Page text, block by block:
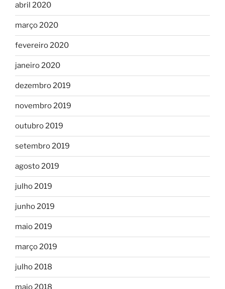
abril 2020
março 2020
fevereiro 2020
janeiro 2020
dezembro 2019
novembro 2019
outubro 2019
setembro 2019
agosto 2019
julho 2019
junho 2019
maio 2019
março 2019
julho 2018
maio 2018